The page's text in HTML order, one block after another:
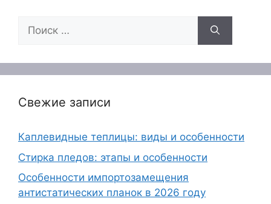
Поиск:
Свежие записи
Каплевидные теплицы: виды и особенности
Стирка пледов: этапы и особенности
Особенности импортозамещения
антистатических планок в 2026 году